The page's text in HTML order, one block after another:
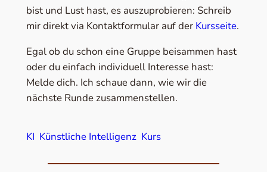
bist und Lust hast, es auszuprobieren: Schreib
mir direkt via Kontaktformular auf der Kursseite.
Egal ob du schon eine Gruppe beisammen hast
oder du einfach individuell Interesse hast:
Melde dich. Ich schaue dann, wie wir die
nächste Runde zusammenstellen.
KI Künstliche Intelligenz Kurs